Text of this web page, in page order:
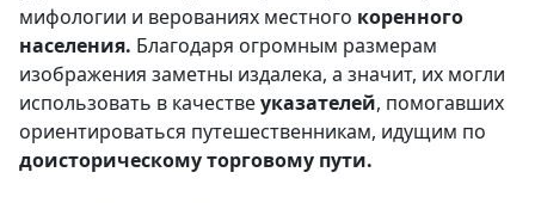
мифологии и верованиях местного коренного
населения. Благодаря огромным размерам
изображения заметны издалека, а значит, их могли
использовать в качествеуказателей, помогавших
ориентироваться путешественникам, идущим по
доисторическому торговому пути.